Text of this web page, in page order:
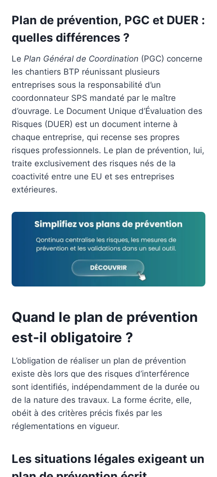
Plan de prévention, PGC et DUER :
quelles différences ?
Le Plan Général de Coordination (PGC) concerne
les chantiers BTP réunissant plusieurs
entreprises sous la responsabilité d’un
coordonnateur SPS mandaté par le maître
d’ouvrage. Le Document Unique d’Évaluation des
Risques (DUER) est un document interne à
chaque entreprise, qui recense ses propres
risques professionnels. Le plan de prévention, lui,
traite exclusivement des risques nés de la
coactivité entre une EU et ses entreprises
extérieures.
Quand le plan de prévention
est-il obligatoire ?
L’obligation de réaliser un plan de prévention
existe dès lors que des risques d’interférence
sont identifiés, indépendamment de la durée ou
de la nature des travaux. La forme écrite, elle,
obéit à des critères précis fixés par les
réglementations en vigueur.
Les situations légales exigeant un